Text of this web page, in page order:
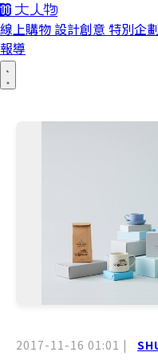
線上購物 設計創意 特別企劃
報導
2017-11-16 01:01 |